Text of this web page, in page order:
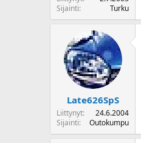
Sijainti
Turku
Late626SpS
Liittynyt
24.6.2004
Sijainti
Outokumpu